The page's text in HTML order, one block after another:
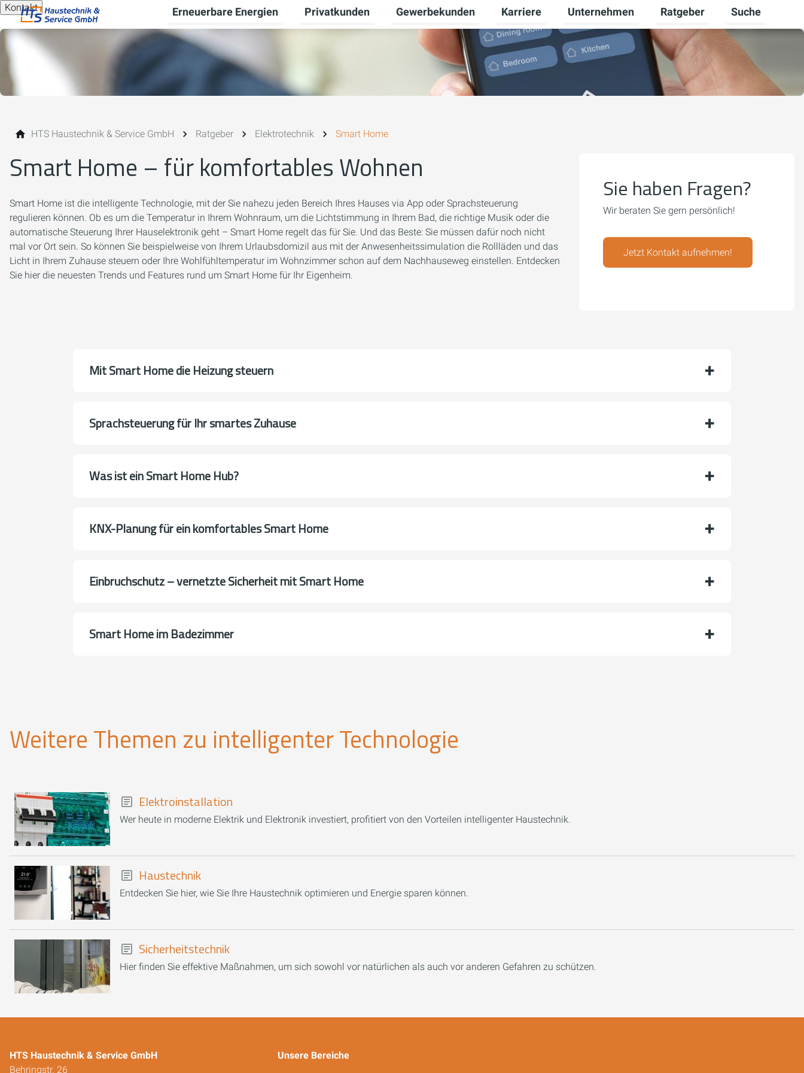
Kontakt Erneuerbare Energien
Untermenü für Erneuerbare Energien umschalten
Privatkunden
Untermenü für Privatkunden umschalten
Gewerbekunden
Untermenü für Gewerbekunden umschalten
Karriere
Untermenü für Karriere umschalten
Unternehmen
Untermenü für Unternehmen
Ratgeber
Untermenü für
Suche
HTS Haustechnik & Service GmbH Ratgeber Elektrotechnik Smart Home
Smart Home – für komfortables Wohnen
Smart Home ist die intelligente Technologie, mit der Sie nahezu jeden Bereich Ihres Hauses via App oder Sprachsteuerung
regulieren können. Ob es um die Temperatur in Ihrem Wohnraum, um die Lichtstimmung in Ihrem Bad, die richtige Musik oder die
automatische Steuerung Ihrer Hauselektronik geht – Smart Home regelt das für Sie. Und das Beste: Sie müssen dafür noch nicht
mal vor Ort sein. So können Sie beispielweise von Ihrem Urlaubsdomizil aus mit der Anwesenheitssimulation die Rollläden und das
Licht in Ihrem Zuhause steuern oder Ihre Wohlfühltemperatur im Wohnzimmer schon auf dem Nachhauseweg einstellen. Entdecken
Sie hier die neuesten Trends und Features rund um Smart Home für Ihr Eigenheim.
Sie haben Fragen?
Wir beraten Sie gern persönlich!
Jetzt Kontakt aufnehmen!
Mit Smart Home die Heizung steuern
Sprachsteuerung für Ihr smartes Zuhause
Was ist ein Smart Home Hub?
KNX-Planung für ein komfortables Smart Home
Einbruchschutz – vernetzte Sicherheit mit Smart Home
Smart Home im Badezimmer
Weitere Themen zu intelligenter Technologie
Elektroinstallation
Wer heute in moderne Elektrik und Elektronik investiert, profitiert von den Vorteilen intelligenter Haustechnik.
Haustechnik
Entdecken Sie hier, wie Sie Ihre Haustechnik optimieren und Energie sparen können.
Sicherheitstechnik
Hier finden Sie effektive Maßnahmen, um sich sowohl vor natürlichen als auch vor anderen Gefahren zu schützen.
HTS Haustechnik & Service GmbH
Behringstr. 26
Unsere Bereiche